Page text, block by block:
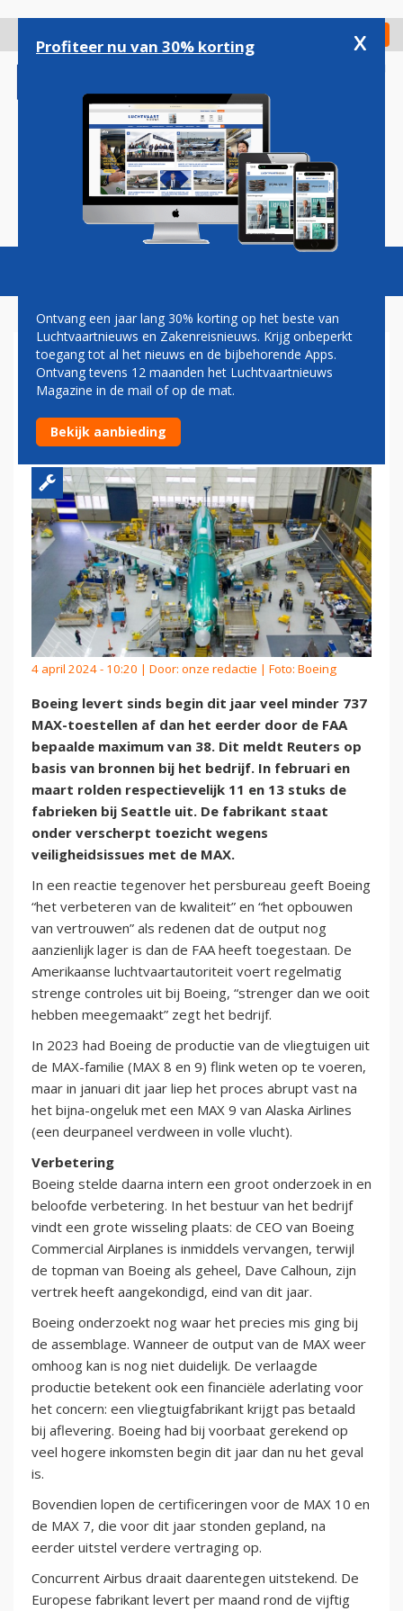
gaan
Check in
Magazine Podcasts Vacatures
PRODUCTIE VAN BOEING 737
MAX DIT JAAR SCHERP
GEDAALD
4 april 2024 - 10:20 | Door: onze redactie | Foto: Boeing
Boeing levert sinds begin dit jaar veel minder 737
MAX-toestellen af dan het eerder door de FAA
bepaalde maximum van 38. Dit meldt Reuters op
basis van bronnen bij het bedrijf. In februari en
maart rolden respectievelijk 11 en 13 stuks de
fabrieken bij Seattle uit. De fabrikant staat
onder verscherpt toezicht wegens
veiligheidsissues met de MAX.
In een reactie tegenover het persbureau geeft Boeing
“het verbeteren van de kwaliteit” en “het opbouwen
van vertrouwen” als redenen dat de output nog
aanzienlijk lager is dan de FAA heeft toegestaan. De
Amerikaanse luchtvaartautoriteit voert regelmatig
strenge controles uit bij Boeing, “strenger dan we ooit
hebben meegemaakt” zegt het bedrijf.
In 2023 had Boeing de productie van de vliegtuigen uit
de MAX-familie (MAX 8 en 9) flink weten op te voeren,
maar in januari dit jaar liep het proces abrupt vast na
het bijna-ongeluk met een MAX 9 van Alaska Airlines
(een deurpaneel verdween in volle vlucht).
Verbetering
Boeing stelde daarna intern een groot onderzoek in en
beloofde verbetering. In het bestuur van het bedrijf
vindt een grote wisseling plaats: de CEO van Boeing
Commercial Airplanes is inmiddels vervangen, terwijl
de topman van Boeing als geheel, Dave Calhoun, zijn
vertrek heeft aangekondigd, eind van dit jaar.
Boeing onderzoekt nog waar het precies mis ging bij
de assemblage. Wanneer de output van de MAX weer
omhoog kan is nog niet duidelijk. De verlaagde
productie betekent ook een financiële aderlating voor
het concern: een vliegtuigfabrikant krijgt pas betaald
bij aflevering. Boeing had bij voorbaat gerekend op
veel hogere inkomsten begin dit jaar dan nu het geval
is.
Bovendien lopen de certificeringen voor de MAX 10 en
de MAX 7, die voor dit jaar stonden gepland, na
eerder uitstel verdere vertraging op.
Concurrent Airbus draait daarentegen uitstekend. De
Europese fabrikant levert per maand rond de vijftig
Profiteer nu van 30% korting x
Ontvang een jaar lang 30% korting op het beste van
Luchtvaartnieuws en Zakenreisnieuws. Krijg onbeperkt
toegang tot al het nieuws en de bijbehorende Apps.
Ontvang tevens 12 maanden het Luchtvaartnieuws
Magazine in de mail of op de mat.
Bekijk aanbieding